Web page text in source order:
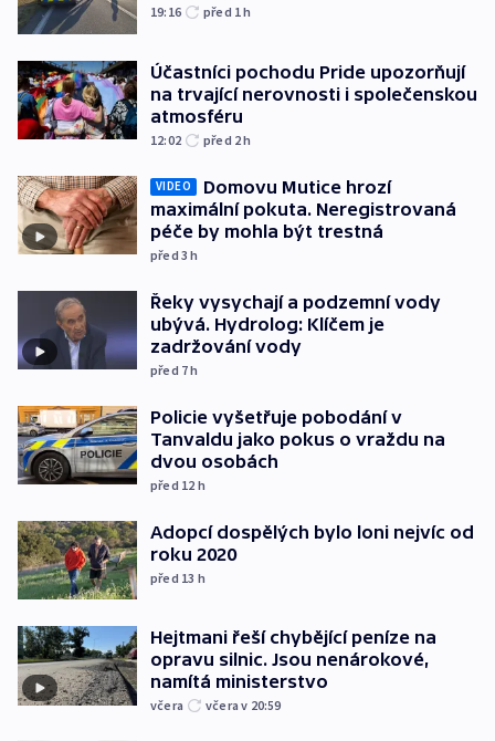
19:16 před 1h
Účastníci pochodu Pride upozorňují
na trvající nerovnosti i společenskou
atmosféru
12:02 před 2h
VIDEO
Domovu Mutice hrozí
maximální pokuta. Neregistrovaná
péče by mohla být trestná
před 3h
Řeky vysychají a podzemní vody
ubývá. Hydrolog: Klíčem je
zadržování vody
před 7h
Policie vyšetřuje pobodání v
Tanvaldu jako pokus o vraždu na
dvou osobách
před 12 h
Adopcí dospělých bylo loni nejvíc od
roku 2020
před 13 h
Hejtmani řeší chybějící peníze na
opravu silnic. Jsou nenárokové,
namítá ministerstvo
včera včera v 20:59